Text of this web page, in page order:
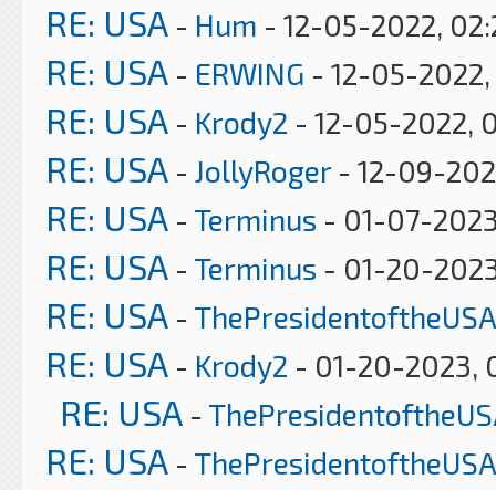
RE: USA - Hum - 12-05-2022,
RE: USA - ERWING - 12-05-
RE: USA - Krody2 - 12-05-2022,
RE: USA - JollyRoger- 12-09-
RE: USA - Terminus - 01-07-
RE: USA - Terminus - 01-20-
RE: USA - ThePresidentoftheUSA
RE: USA - Krody2 - 01-20-2023,
RE: USA -
RE: USA - ThePresidentoftheUSA